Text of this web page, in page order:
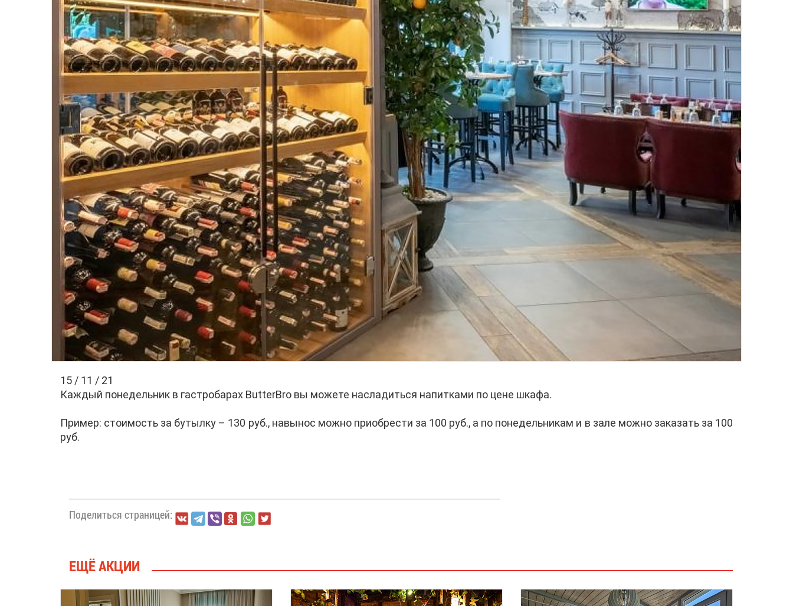
15 / 11 / 21
Каждый понедельник в гастробарах ButterBro вы можете насладиться напитками по цене шкафа.
Пример: стоимость за бутылку – 130 руб., навынос можно приобрести за 100 руб., а по понедельникам и в зале можно заказать за 100
руб.
Поделиться страницей:
ЕЩЁ АКЦИИ